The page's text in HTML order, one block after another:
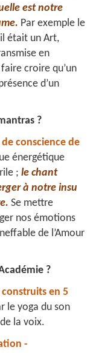
est notre
Par exemple le
était un Art,
en
croire qu’un
d’un
?
conscience de
énergétique
; le chant
à notre insu
Se mettre
nos émotions
de l’Amour
?
en 5
le yoga du son
la voix.
-